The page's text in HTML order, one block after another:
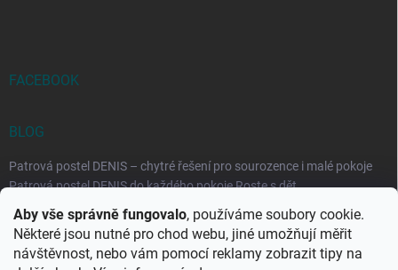
Aby vše správně fungovalo, používáme soubory cookie.
Některé jsou nutné pro chod webu, jiné umožňují měřit
návštěvnost, nebo vám pomocí reklamy zobrazit tipy na
FACEBOOK
BLOG
Patrová postel DENIS – chytré řešení pro sourozence i malé pokoje
Patrová postel DENIS do každého pokoje Roste s dět...
Rozkládací postele RELAX – ideální řešení pro malé prostory i
každodenní spaní
Rozkládací postel, která se přizpůsobí vašemu živo...